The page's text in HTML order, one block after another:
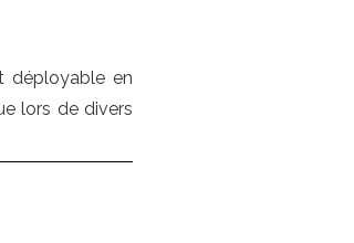
déployable en
lors de divers